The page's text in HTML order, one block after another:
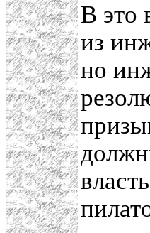
В это
из
но